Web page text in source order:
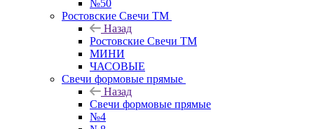
№50
Ростовские Свечи ТМ
Назад
Ростовские Свечи ТМ
МИНИ
ЧАСОВЫЕ
Свечи формовые прямые
Назад
Свечи формовые прямые
№4